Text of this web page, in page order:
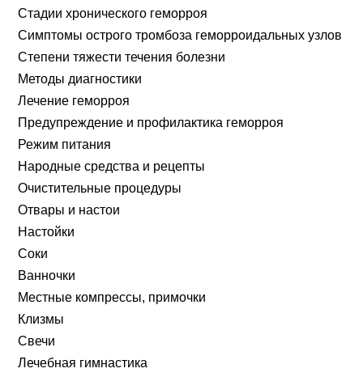
Стадии хронического геморроя
Симптомы острого тромбоза геморроидальных узлов
Степени тяжести течения болезни
Методы диагностики
Лечение геморроя
Предупреждение и профилактика геморроя
Режим питания
Народные средства и рецепты
Очистительные процедуры
Отвары и настои
Настойки
Соки
Ванночки
Местные компрессы, примочки
Клизмы
Свечи
Лечебная гимнастика